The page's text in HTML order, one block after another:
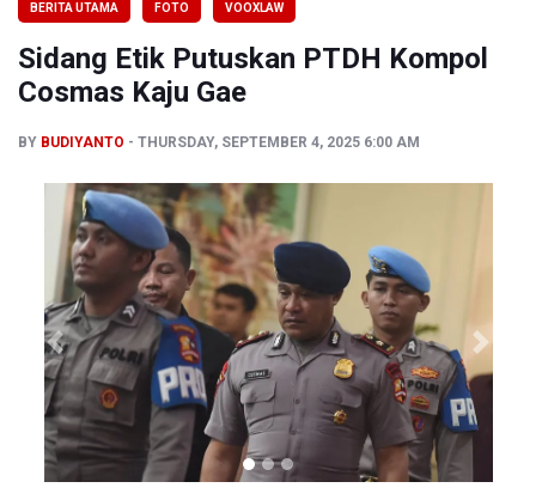
Harga Telur dan Daging Ayam Masih Tertekan,
Kemenkeu Ambil Alih 60 Persen Saham KCIC
BERITA UTAMA FOTO VOOXLAW
Sidang Etik Putuskan PTDH Kompol
Cosmas Kaju Gae
BY BUDIYANTO THURSDAY, SEPTEMBER 4, 2025 6:00 AM
Previous Next